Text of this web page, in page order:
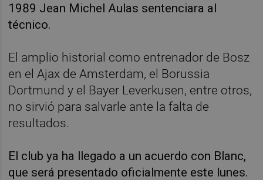
1989 Jean Michel Aulas sentenciara al
técnico.
El amplio historial como entrenador de Bosz
en el Ajax de Amsterdam, el Borussia
Dortmund y el Bayer Leverkusen, entre otros,
no sirvió para salvarle ante la falta de
resultados.
El club ya ha llegado a un acuerdo con Blanc,
que será presentado oficialmente este lunes.